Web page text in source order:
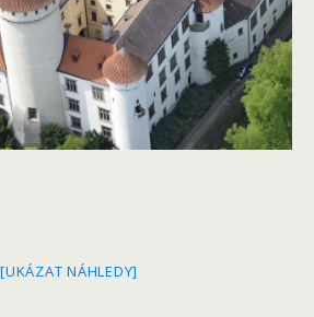
[UKÁZAT NÁHLEDY]